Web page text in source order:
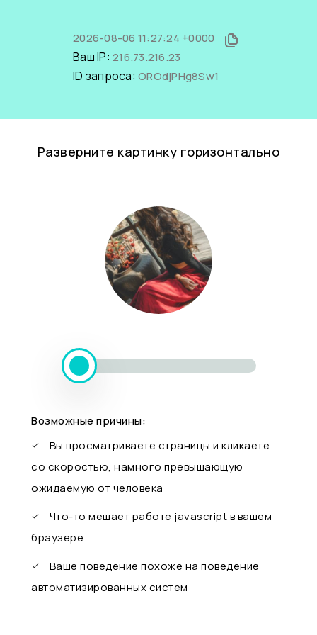
2026-08-06 11:27:24 +0000
Ваш IP: 216.73.216.23
ID запроса: OROdjPHg8Sw1
Разверните картинку горизонтально
Возможные причины:
Вы просматриваете страницы и кликаете
со скоростью, намного превышающую
ожидаемую от человека
Что-то мешает работе javascript в вашем
браузере
Ваше поведение похоже на поведение
автоматизированных систем